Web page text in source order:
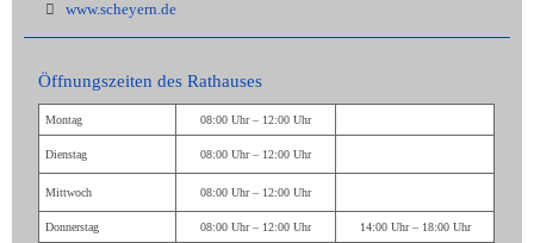
www.scheyern.de
Öffnungszeiten des Rathauses
Montag 08:00 Uhr – 12:00 Uhr
Dienstag 08:00 Uhr – 12:00 Uhr
Mittwoch 08:00 Uhr – 12:00 Uhr
Donnerstag 08:00 Uhr – 12:00 Uhr 14:00 Uhr – 18:00 Uhr